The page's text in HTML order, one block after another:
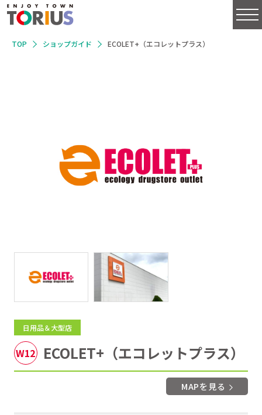
TOP ショップガイド ECOLET+（エコレットプラス）
日用品＆大型店
W12 ECOLET+（エコレットプラス）
MAPを見る